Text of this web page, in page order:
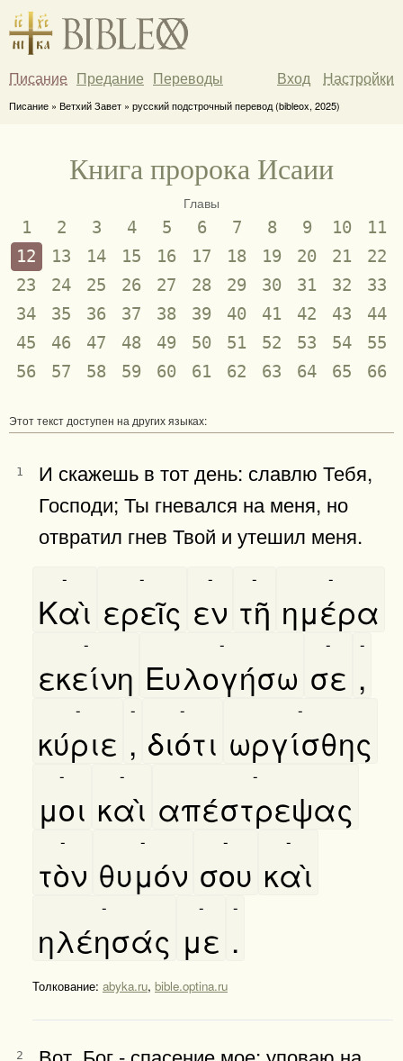
Писание Предание Переводы Вход Настройки
Писание » Ветхий Завет » русский подстрочный перевод (bibleox, 2025)
Книга пророка Исаии
Главы
1 2 3 4 5 6 7 8 9 10
11
12
13 14 15 16 17 18 19 20 21
22
23
24 25 26 27 28 29 30 31 32
33
34
35 36 37 38 39 40 41 42 43
44
45
46 47 48 49 50 51 52 53 54
55
56
57 58 59 60 61 62 63 64 65 66
Этот текст доступен на других языках:
1
И скажешь в тот день: славлю Тебя,
Господи; Ты гневался на меня, но
отвратил гнев Твой и утешил меня.
Καὶ
-
ερεῖς
-
εν
-
τῆ
-
ημέρα
-
εκείνη
-
Ευλογήσω
-
σε
-
,
-
κύριε
-
,
-
διότι
-
ωργίσθης
-
μοι
-
καὶ
-
απέστρεψας
-
τὸν
-
θυμόν
-
σου
-
καὶ
-
ηλέησάς
-
με
-
.
-
Толкование: abyka.ru, bible.optina.ru
2